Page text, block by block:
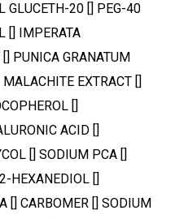
ole tooteid.
poodi
GLUCETH-20 [] PEG-40
[] IMPERATA
PUNICA GRANATUM
EXTRACT []
[]
ACID []
[] SODIUM PCA []
HEXANEDIOL []
[] CARBOMER [] SODIUM